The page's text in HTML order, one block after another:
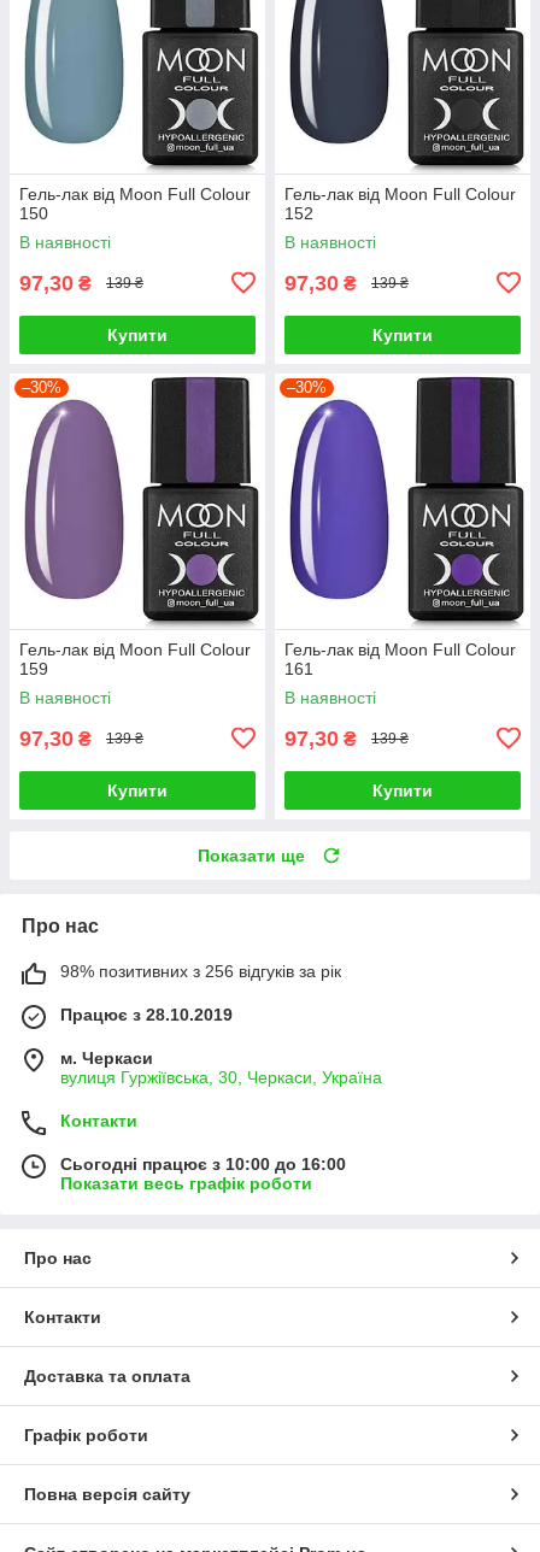
Гель-лак від Moon Full Colour
150
В наявності
97,30 ₴ 139 ₴
Купити
Гель-лак від Moon Full Colour
152
В наявності
97,30 ₴ 139 ₴
Купити
–30%
Гель-лак від Moon Full Colour
159
В наявності
97,30 ₴ 139 ₴
Купити
–30%
Гель-лак від Moon Full Colour
161
В наявності
97,30 ₴ 139 ₴
Купити
Показати ще
Про нас
98% позитивних з 256 відгуків за рік
Працює з 28.10.2019
м. Черкаси
вулиця Гуржіївська, 30, Черкаси, Україна
Контакти
Сьогодні працює з 10:00 до 16:00
Показати весь графік роботи
Про нас
Контакти
Доставка та оплата
Графік роботи
Повна версія сайту